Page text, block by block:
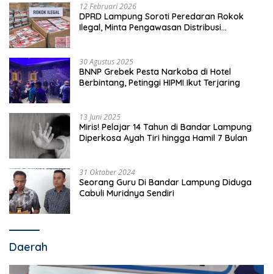
12 Februari 2026
DPRD Lampung Soroti Peredaran Rokok
Ilegal, Minta Pengawasan Distribusi
30 Agustus 2025
BNNP Grebek Pesta Narkoba di Hotel
Berbintang, Petinggi HIPMI Ikut Terjaring
13 Juni 2025
Miris! Pelajar 14 Tahun di Bandar Lampung
Diperkosa Ayah Tiri hingga Hamil 7 Bulan
31 Oktober 2024
Seorang Guru Di Bandar Lampung Diduga
Cabuli Muridnya Sendiri
Daerah